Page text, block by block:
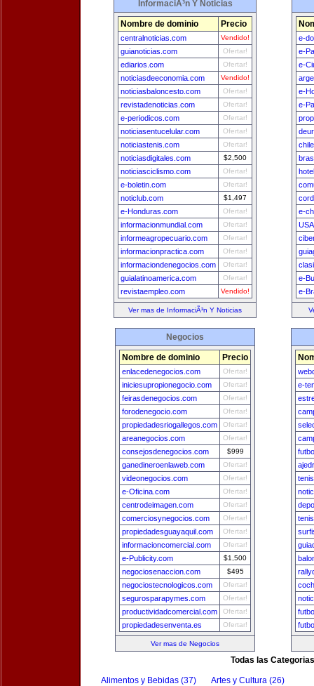
InformaciÃ³n Y Noticias
Nombre de dominio Precio
centralnoticias.com Vendido!
guianoticias.com Ofertar!
ediarios.com Ofertar!
noticiasdeeconomia.com Vendido!
noticiasbaloncesto.com Ofertar!
revistadenoticias.com Ofertar!
e-periodicos.com Ofertar!
noticiasentucelular.com Ofertar!
noticiastenis.com Ofertar!
noticiasdigitales.com $2,500
noticiasciclismo.com Ofertar!
e-boletin.com Ofertar!
noticlub.com $1,497
e-Honduras.com Ofertar!
informacionmundial.com Ofertar!
informeagropecuario.com Ofertar!
informacionpractica.com Ofertar!
informaciondenegocios.com Ofertar!
guialatinoamerica.com Ofertar!
revistaempleo.com Vendido!
Ver mas de InformaciÃ³n Y Noticias
e-
e-
e-
e-
e-
e-
e-
e-
Negocios
Nombre de dominio Precio
enlacedenegocios.com Ofertar!
iniciesupropionegocio.com Ofertar!
feirasdenegocios.com Ofertar!
forodenegocio.com Ofertar!
propiedadesriogallegos.com Ofertar!
areanegocios.com Ofertar!
consejosdenegocios.com $999
ganedineroenlaweb.com Ofertar!
videonegocios.com Ofertar!
e-Oficina.com Ofertar!
centrodeimagen.com Ofertar!
comerciosynegocios.com Ofertar!
propiedadesguayaquil.com Ofertar!
informacioncomercial.com Ofertar!
e-Publicity.com $1,500
negociosenaccion.com $495
negociostecnologicos.com Ofertar!
segurosparapymes.com Ofertar!
productividadcomercial.com Ofertar!
propiedadesenventa.es Ofertar!
Ver mas de Negocios
e-
Todas las Categorias
Alimentos y Bebidas (37) Artes y Cultura (26)